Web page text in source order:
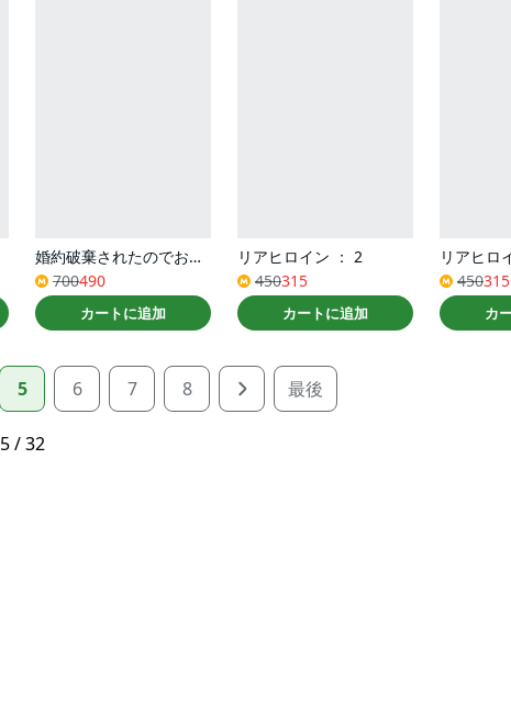
婚約破棄されたのでお掃除メイドになったら笑わない貴公子様に溺愛されました（コミック） ： 4
700490
カートに追加
リアヒロイン ： 2
450315
カートに追加
リアヒロ
450315
カ
5 6 7 8 最後
5 / 32